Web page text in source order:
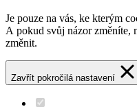
Je pouze na vás, ke kterým
A pokud svůj názor změníte,
změnit.
Zavřít pokročilá nastavení